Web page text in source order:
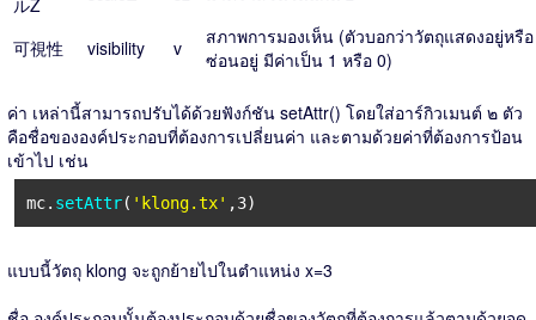
ルZ
可視性 visibility v
สภาพการมองเห็น (ตัวบอกว่าวัตถุแสดงอยู่หรือ
ซ่อนอยู่ มีค่าเป็น 1 หรือ 0)
ค่า เหล่านี้สามารถปรับได้ด้วยฟังก์ชัน setAttr() โดยใส่อาร์กิวเมนต์ ๒ ตัว
คือชื่อขององค์ประกอบที่ต้องการเปลี่ยนค่า และตามด้วยค่าที่ต้องการป้อน
เข้าไป เช่น
mc. setAttr( 'klong.tx' ,3)
แบบนี้วัตถุ klong จะถูกย้ายไปในตำแหน่ง x=3